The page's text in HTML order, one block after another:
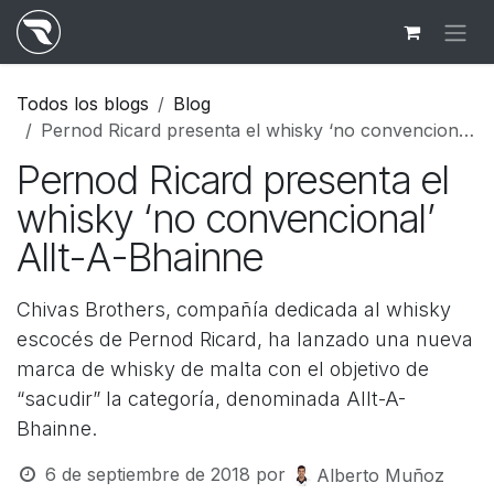
Ir al contenido
Todos los blogs
Blog
Pernod Ricard presenta el whisky ‘no convencional’ Allt-A-Bhainne
Pernod Ricard presenta el
whisky ‘no convencional’
Allt-A-Bhainne
Chivas Brothers, compañía dedicada al whisky
escocés de Pernod Ricard, ha lanzado una nueva
marca de whisky de malta con el objetivo de
“sacudir” la categoría, denominada Allt-A-
Bhainne.
6 de septiembre de 2018 por Alberto Muñoz